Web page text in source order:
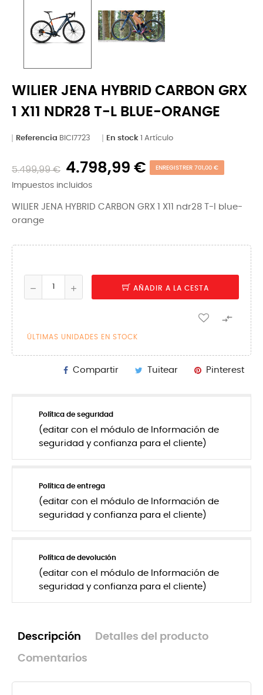
WILIER JENA HYBRID CARBON GRX
1 X11 NDR28 T-L BLUE-ORANGE
Referencia BICI7723 En stock 1 Artículo
5.499,99 € 4.798,99 € ENREGISTRER 701,00 €
Impuestos incluidos
WILIER JENA HYBRID CARBON GRX 1 X11 ndr28 T-l blue-
orange
AÑADIR A LA CESTA

ÚLTIMAS UNIDADES EN STOCK
Compartir Tuitear Pinterest
Política de seguridad
(editar con el módulo de Información de
seguridad y confianza para el cliente)
Política de entrega
(editar con el módulo de Información de
seguridad y confianza para el cliente)
Política de devolución
(editar con el módulo de Información de
seguridad y confianza para el cliente)
Descripción Detalles del producto
Comentarios